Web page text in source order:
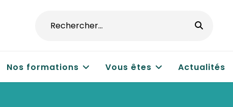
Nos formations Vous êtes Actualités